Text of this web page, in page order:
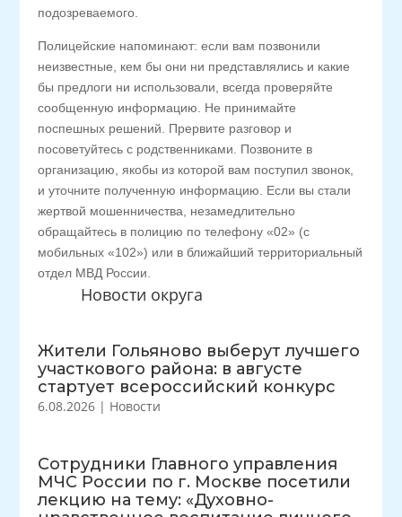
Новости округа
Жители Гольяново выберут лучшего
участкового района: в августе
стартует всероссийский конкурс
6.08.2026 | Новости
Сотрудники Главного управления
МЧС России по г. Москве посетили
лекцию на тему: «Духовно-
подозреваемого.
Полицейские напоминают: если вам позвонили
неизвестные, кем бы они ни представлялись и какие
бы предлоги ни использовали, всегда проверяйте
сообщенную информацию. Не принимайте
поспешных решений. Прервите разговор и
посоветуйтесь с родственниками. Позвоните в
организацию, якобы из которой вам поступил звонок,
и уточните полученную информацию. Если вы стали
жертвой мошенничества, незамедлительно
обращайтесь в полицию по телефону «02» (с
мобильных «102») или в ближайший территориальный
отдел МВД России.